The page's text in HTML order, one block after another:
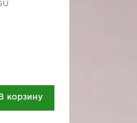
В корзину